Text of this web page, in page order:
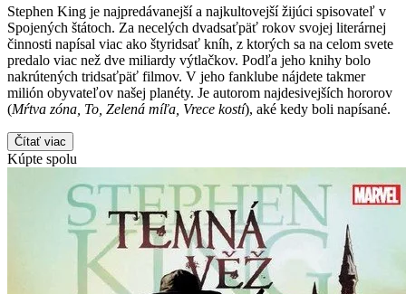
Stephen King je najpredávanejší a najkultovejší žijúci spisovateľ v
Spojených štátoch. Za necelých dvadsaťpäť rokov svojej literárnej
činnosti napísal viac ako štyridsať kníh, z ktorých sa na celom svete
predalo viac než dve miliardy výtlačkov. Podľa jeho knihy bolo
nakrútených tridsaťpäť filmov. V jeho fanklube nájdete takmer
milión obyvateľov našej planéty. Je autorom najdesivejších hororov
(Mŕtva zóna, To, Zelená míľa, Vrece kostí), aké kedy boli napísané.
Čítať viac
Kúpte spolu